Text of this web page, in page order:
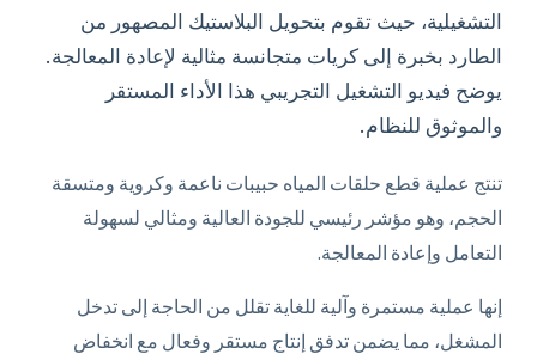
التشغيلية، حيث تقوم بتحويل البلاستيك المصهور من
الطارد بخبرة إلى كريات متجانسة مثالية لإعادة المعالجة.
يوضح فيديو التشغيل التجريبي هذا الأداء المستقر
والموثوق للنظام.
تنتج عملية قطع حلقات المياه حبيبات ناعمة وكروية ومتسقة
الحجم، وهو مؤشر رئيسي للجودة العالية ومثالي لسهولة
التعامل وإعادة المعالجة.
إنها عملية مستمرة وآلية للغاية تقلل من الحاجة إلى تدخل
المشغل، مما يضمن تدفق إنتاج مستقر وفعال مع انخفاض